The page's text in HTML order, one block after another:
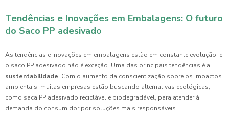
Tendências e Inovações em Embalagens: O futuro
do Saco PP adesivado
As tendências e inovações em embalagens estão em constante evolução, e
o saco PP adesivado não é exceção. Uma das principais tendências é a
sustentabilidade. Com o aumento da conscientização sobre os impactos
ambientais, muitas empresas estão buscando alternativas ecológicas,
como saca PP adesivado reciclável e biodegradável, para atender à
demanda do consumidor por soluções mais responsáveis.